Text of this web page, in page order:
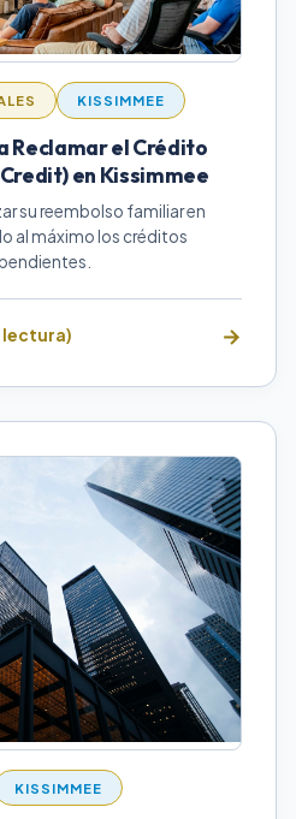
KISSIMMEE
Reclamar el Crédito
en Kissimmee
su reembolso familiar en
al máximo los créditos
lectura)
KISSIMMEE